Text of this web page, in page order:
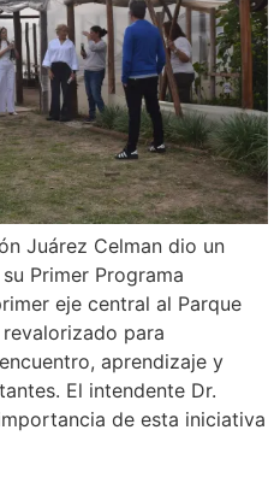
Juárez Celman dio un
Primer Programa
eje central al Parque
para
aprendizaje y
El intendente Dr.
de esta iniciativa